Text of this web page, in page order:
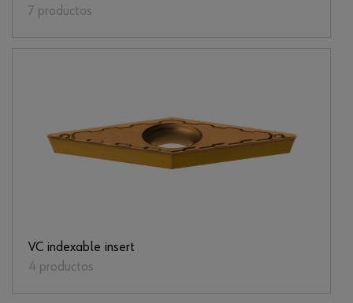
7 productos
VC indexable insert
4 productos